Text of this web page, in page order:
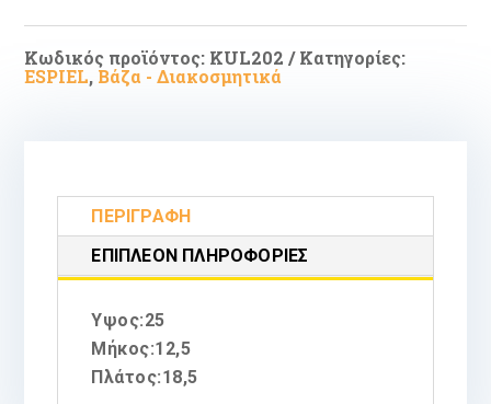
12,5Χ18,5Χ25ΕΚ
ποσότητα
Κωδικός προϊόντος: KUL202
Κατηγορίες:
ESPIEL, Βάζα - Διακοσμητικά
ΠΕΡΙΓΡΑΦΉ
ΕΠΙΠΛΈΟΝ ΠΛΗΡΟΦΟΡΊΕΣ
Υψος:25
Μήκος:12,5
Πλάτος:18,5